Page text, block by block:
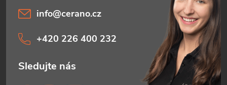
info@cerano.cz
+420 226 400 232